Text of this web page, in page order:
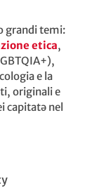
grandi temi:
etica,
e la
originali e
capitatə nel